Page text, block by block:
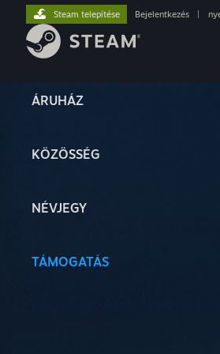
ÁRUHÁZ
KÖZÖSSÉG
NÉVJEGY
TÁMOGATÁS
Steam telepítése Bejelentkezés